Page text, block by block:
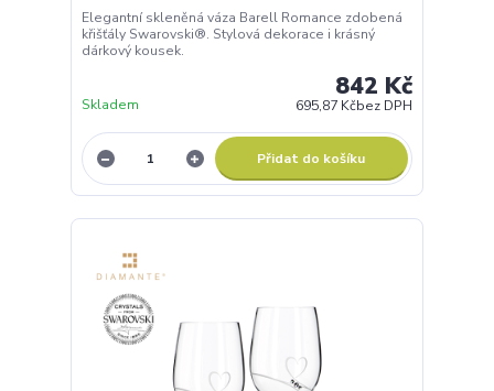
Elegantní skleněná váza Barell Romance zdobená
křišťály Swarovski®. Stylová dekorace i krásný
dárkový kousek.
842 Kč
695,87 Kčbez DPH
Skladem
Přidat do košíku